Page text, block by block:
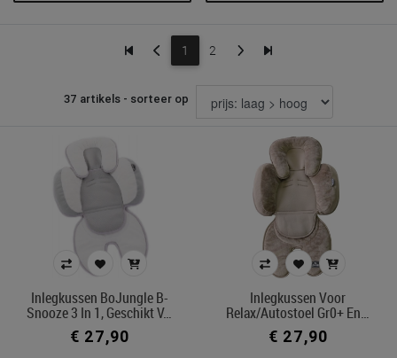
Filter inlegkussen
autostoel Groep 0+
autostoel Groep 1
autostoel Groep 2/3
autostoel Groep 1/2/3
buggy
draagmand
fietskar
relax
1 2
37 artikels - sorteer op
Inlegkussen BoJungle B-
Snooze 3 In 1, Geschikt V…
€ 27,90
Inlegkussen Voor
Relax/autostoel Gr0+ En…
€ 27,90